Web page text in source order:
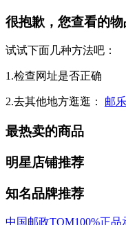
很抱歉，您查看的
试试下面几种方法吧：
1.检查网址是否正确
2.去其他地方逛逛： 邮
最热卖的商品
明星店铺推荐
知名品牌推荐
中国邮政TOM100%正品